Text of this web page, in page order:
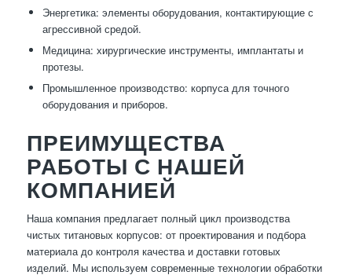
Энергетика: элементы оборудования, контактирующие с
агрессивной средой.
Медицина: хирургические инструменты, имплантаты и
протезы.
Промышленное производство: корпуса для точного
оборудования и приборов.
ПРЕИМУЩЕСТВА
РАБОТЫ С НАШЕЙ
КОМПАНИЕЙ
Наша компания предлагает полный цикл производства
чистых титановых корпусов: от проектирования и подбора
материала до контроля качества и доставки готовых
изделий. Мы используем современные технологии обработки